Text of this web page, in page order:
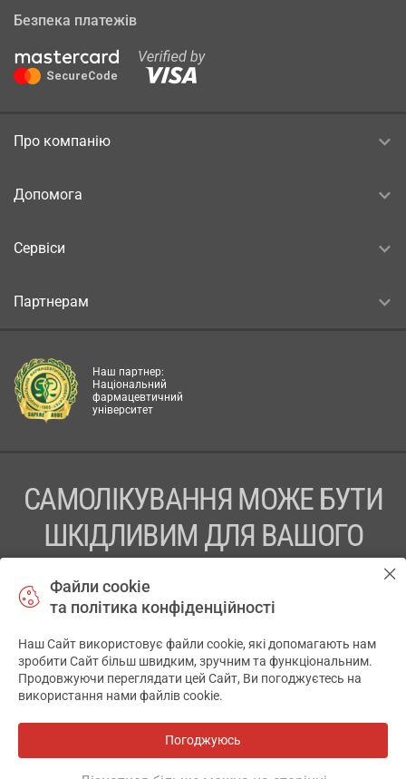
Безпека платежів
Про компанію
Допомога
Сервіси
Партнерам
Наш партнер:
Національний
фармацевтичний
університет
САМОЛІКУВАННЯ МОЖЕ БУТИ
ШКІДЛИВИМ ДЛЯ ВАШОГО
ПЕРЕД ЗАСТОСУВАННЯМ ПРЕПАРАТУ ПРОКОНСУЛЬТУЙТЕСЬ
ТОВ «АПТЕКА 911.ЮА» Код ЄДРПОУ 43631965.
Відмова від відповідальності
© 2014-2026. Медична інформаційна система АПТЕКА911.ЮА
Файли cookie
та політика конфіденційності
Наш Сайт використовує файли cookie, які допомагають нам
зробити Сайт більш швидким, зручним та функціональним.
Продовжуючи переглядати цей Сайт, Ви погоджуєтесь на
використання нами файлів cookie.
Погоджуюсь
✕